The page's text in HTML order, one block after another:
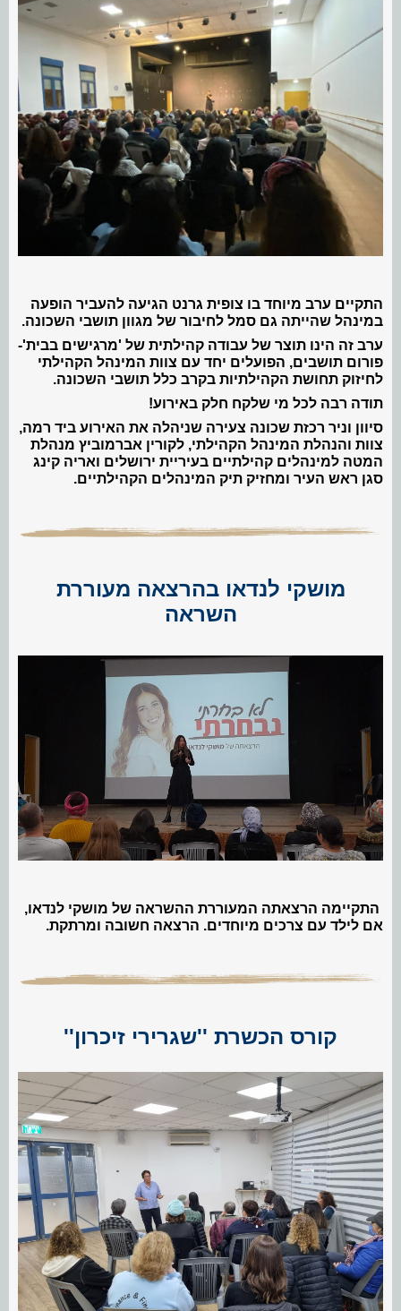
התקיים ערב מיוחד בו צופית גרנט הגיעה להעביר הופעה
במינהל שהייתה גם סמל לחיבור של מגוון תושבי השכונה.
ערב זה הינו תוצר של עבודה קהילתית של 'מרגישים בבית'-
פורום תושבים, הפועלים יחד עם צוות המינהל הקהילתי
לחיזוק תחושת הקהילתיות בקרב כלל תושבי השכונה.
תודה רבה לכל מי שלקח חלק באירוע!
סיוון וניר רכזת שכונה צעירה שניהלה את האירוע ביד רמה,
צוות והנהלת המינהל הקהילתי, לקורין אברמוביץ מנהלת
המטה למינהלים קהילתיים בעיריית ירושלים ואריה קינג
סגן ראש העיר ומחזיק תיק המינהלים הקהילתיים.
מושקי לנדאו בהרצאה מעוררת
השראה
התקיימה הרצאתה המעוררת ההשראה של מושקי לנדאו,
אם לילד עם צרכים מיוחדים. הרצאה חשובה ומרתקת.
קורס הכשרת ''שגרירי זיכרון''